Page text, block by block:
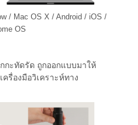
/ Mac OS X / Android / iOS /
OS
กะทัดรัด ถูกออกแบบมาให้
รื่องมือวิเคราะห์ทาง